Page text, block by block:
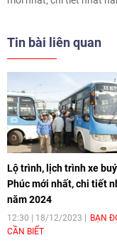
Tin bài liên quan
Lộ trình, lịch trình xe
Phúc mới nhất, chi tiết
năm 2024
12:30 | 18/12/2023
BẠN
CẦN BIẾT